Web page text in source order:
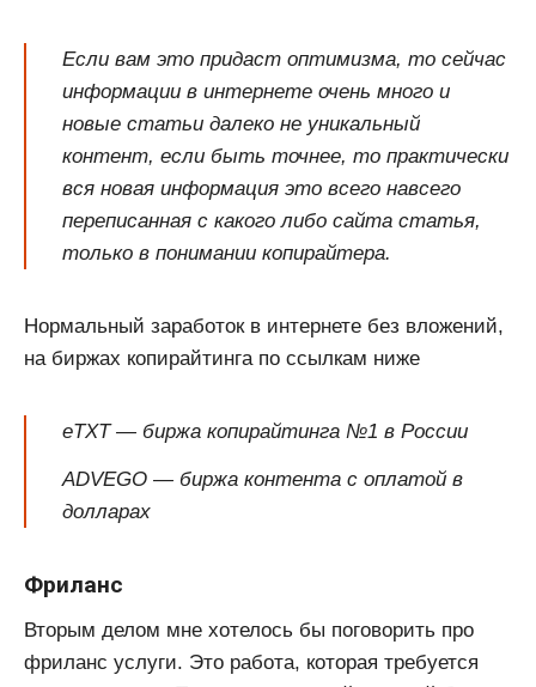
Если вам это придаст оптимизма, то сейчас
информации в интернете очень много и
новые статьи далеко не уникальный
контент, если быть точнее, то практически
вся новая информация это всего навсего
переписанная с какого либо сайта статья,
только в понимании копирайтера.
Нормальный заработок в интернете без вложений,
на биржах копирайтинга по ссылкам ниже
eTXT — биржа копирайтинга №1 в России
ADVEGO — биржа контента с оплатой в
долларах
Фриланс
Вторым делом мне хотелось бы поговорить про
фриланс услуги. Это работа, которая требуется